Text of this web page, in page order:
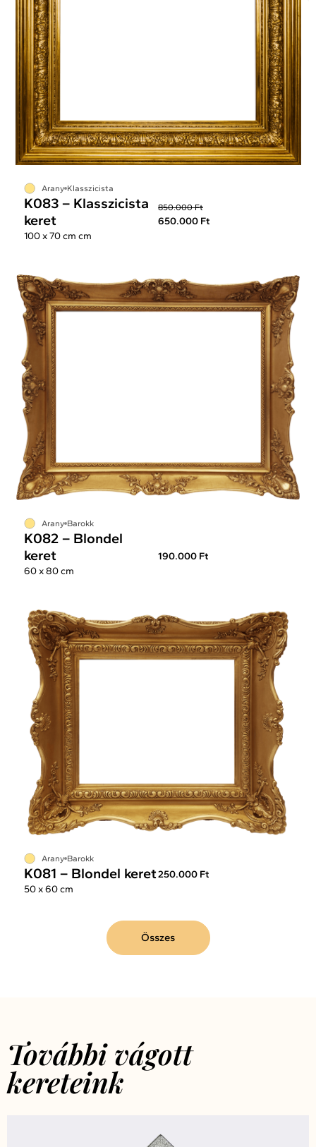
Arany Klasszicista
K083 – Klasszicista
keret
850.000 Ft
650.000 Ft
100 x 70 cm cm
Arany Barokk
K082 – Blondel
keret
190.000 Ft
60 x 80 cm
Arany Barokk
K081 – Blondel keret250.000 Ft
50 x 60 cm
Összes
További vágott
kereteink